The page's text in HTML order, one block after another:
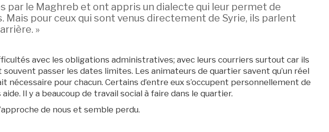
par le Maghreb et ont appris un dialecte qui leur permet de
Mais pour ceux qui sont venus directement de Syrie, ils parlent
»
avec les obligations administratives; avec leurs courriers surtout car ils
passer les dates limites. Les animateurs de quartier savent qu’un réel
pour chacun. Certains d’entre eux s’occupent personnellement de
Il y a beaucoup de travail social à faire dans le quartier.
de nous et semble perdu.